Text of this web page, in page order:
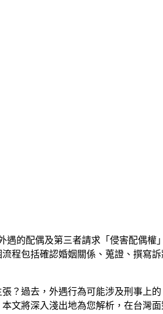
的配偶及第三者請求「侵害配偶
流程包括確認婚姻關係、蒐證、撰寫
過去，外遇行為可能涉及刑事上
文將深入淺出地為您解析，在台灣